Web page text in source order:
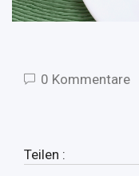
0 Kommentare
Teilen :